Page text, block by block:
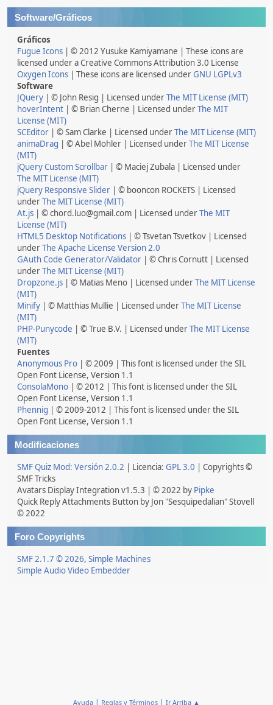
Software/Gráficos
Gráficos
Fugue Icons | © 2012 Yusuke Kamiyamane | These icons are
licensed under a Creative Commons Attribution 3.0 License
Oxygen Icons | These icons are licensed underGNU LGPLv3
Software
JQuery | © John Resig | Licensed underThe MIT License (MIT)
hoverIntent | © Brian Cherne | Licensed underThe MIT
License (MIT)
SCEditor | © Sam Clarke | Licensed underThe MIT License (MIT)
animaDrag | © Abel Mohler | Licensed underThe MIT License
(MIT)
jQuery Custom Scrollbar | © Maciej Zubala | Licensed under
The MIT License (MIT)
jQuery Responsive Slider | © booncon ROCKETS | Licensed
underThe MIT License (MIT)
At.js | © chord.luo@gmail.com | Licensed underThe MIT
License (MIT)
HTML5 Desktop Notifications | © Tsvetan Tsvetkov | Licensed
underThe Apache License Version 2.0
GAuth Code Generator/Validator | © Chris Cornutt | Licensed
underThe MIT License (MIT)
Dropzone.js | © Matias Meno | Licensed underThe MIT License
(MIT)
Minify | © Matthias Mullie | Licensed underThe MIT License
(MIT)
PHP-Punycode | © True B.V. | Licensed underThe MIT License
(MIT)
Fuentes
Anonymous Pro | © 2009 | This font is licensed under the SIL
Open Font License, Version 1.1
ConsolaMono | © 2012 | This font is licensed under the SIL
Open Font License, Version 1.1
Phennig | © 2009-2012 | This font is licensed under the SIL
Open Font License, Version 1.1
Modificaciones
SMF Quiz Mod: Versión 2.0.2 | Licencia: GPL 3.0 | Copyrights ©
SMF Tricks
Avatars Display Integration v1.5.3 | © 2022 by Pipke
Quick Reply Attachments Button by Jon "Sesquipedalian" Stovell
© 2022
Foro Copyrights
SMF 2.1.7 © 2026, Simple Machines
Simple Audio Video Embedder
Ayuda | Reglas y Términos | Ir Arriba ▲